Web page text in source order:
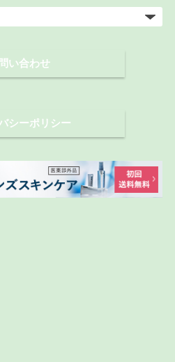
い合わせ
シーポリシー